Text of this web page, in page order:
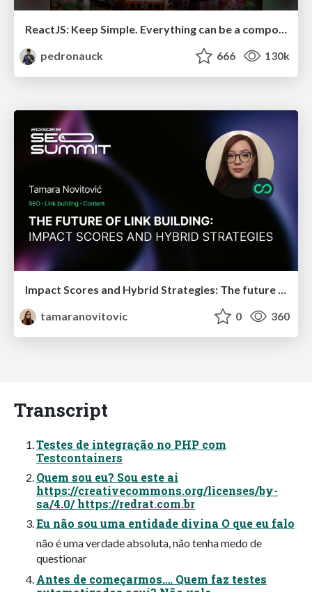
ReactJS: Keep Simple. Everything can be a component!
pedronauck
666 130k
tamaranovitovic
0 360
Transcript
Testes de integração no PHP com
Testcontainers
Quem sou eu? Sou este ai
https://creativecommons.org/licenses/by-
sa/4.0/ https://redrat.com.br
Eu não sou uma entidade divina O que eu falo
não é uma verdade absoluta, não tenha medo de
questionar
Antes de começarmos…. Quem faz testes